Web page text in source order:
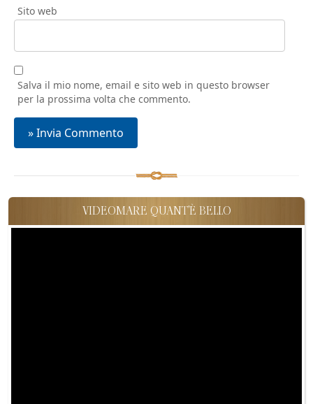
Sito web
Salva il mio nome, email e sito web in questo browser
per la prossima volta che commento.
VIDEOMARE QUANT'È BELLO